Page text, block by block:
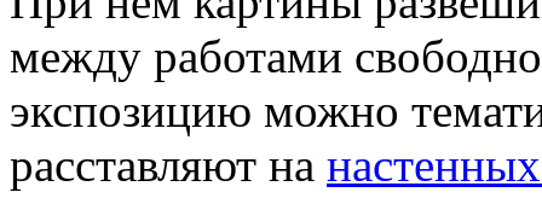
между работами
экспозицию можно
расставляют на